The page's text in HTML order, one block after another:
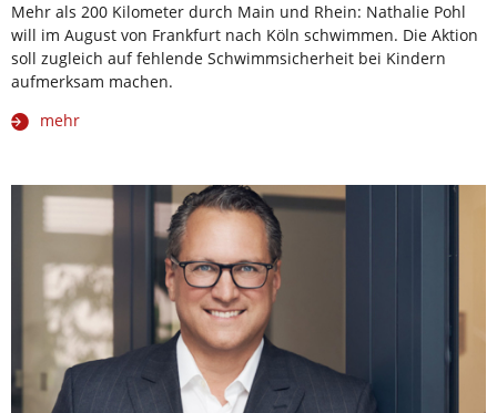
Mehr als 200 Kilometer durch Main und Rhein: Nathalie Pohl
will im August von Frankfurt nach Köln schwimmen. Die Aktion
soll zugleich auf fehlende Schwimmsicherheit bei Kindern
aufmerksam machen.
mehr